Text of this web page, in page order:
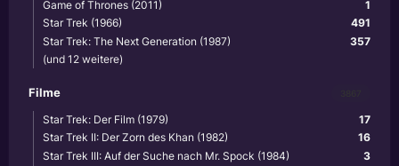
1
Game of Thrones (2011)
491
Star Trek (1966)
357
Star Trek: The Next Generation (1987)
(und 12 weitere)
Filme
17
Star Trek: Der Film (1979)
16
Star Trek II: Der Zorn des Khan (1982)
3
Star Trek III: Auf der Suche nach Mr. Spock (1984)